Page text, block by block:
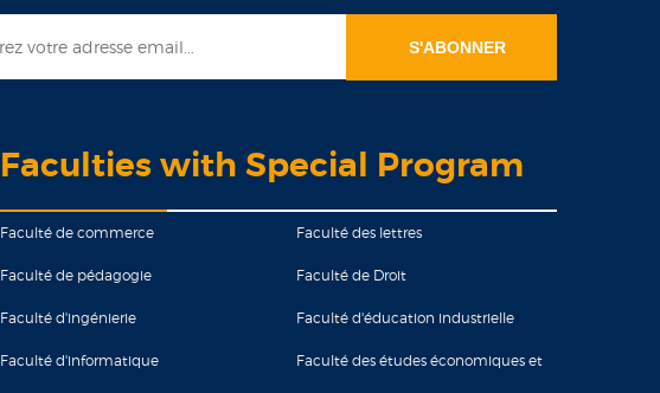
Faculties with Special Program
Faculté de commerce Faculté des lettres
Faculté de pédagogie Faculté de Droit
Faculté d'ingénierie Faculté d'éducation industrielle
Faculté d'informatique Faculté des études économiques et